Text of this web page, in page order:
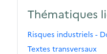
Thématiques
Risques industriels -
Textes transversaux